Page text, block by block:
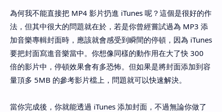
為何我不能直接把 MP4 影片扔進 iTunes 呢？這個是很好的作
法，但其中很大的問題就在於，若是你曾經嘗試過為 MP3 添
加音樂專輯封面時，應該就會感受到瞬間的停頓，因為 iTunes
要把封面寫進音樂當中。你想像同樣的動作用在大了快 300
倍的影片中，停頓效果會有多恐怖。但如果是將封面添加到容
量頂多 5MB 的參考影片檔上，問題就可以快速解決。
當你完成後，你就能透過 iTunes 添加封面，不過無論你做了